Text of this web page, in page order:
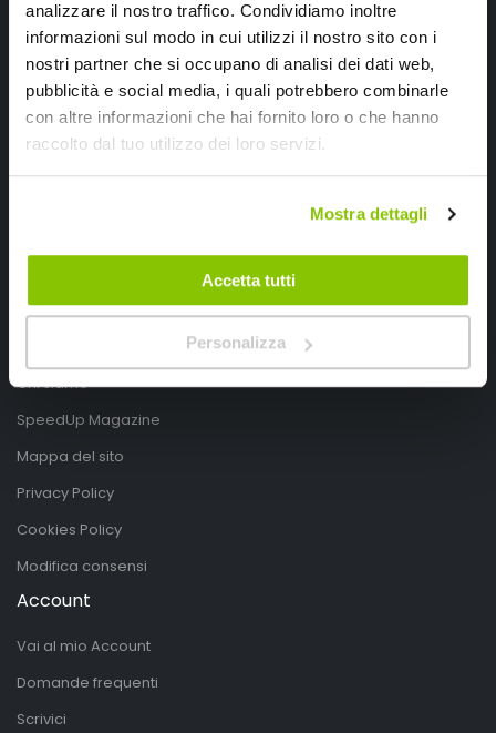
analizzare il nostro traffico. Condividiamo inoltre
informazioni sul modo in cui utilizzi il nostro sito con i
nostri partner che si occupano di analisi dei dati web,
pubblicità e social media, i quali potrebbero combinarle
con altre informazioni che hai fornito loro o che hanno
raccolto dal tuo utilizzo dei loro servizi.
Mostra dettagli
Accetta tutti
Personalizza
SpeedUp.it
Speedup.it by Trio Group
Chi siamo
SpeedUp Magazine
Mappa del sito
Privacy Policy
Cookies Policy
Modifica consensi
Account
Vai al mio Account
Domande frequenti
Scrivici